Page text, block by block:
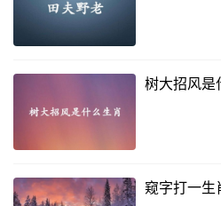
树大招风是
窥字打一生